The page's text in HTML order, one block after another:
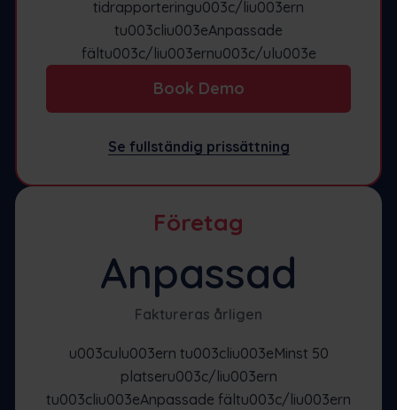
tidrapporteringu003c/liu003ern
tu003cliu003eAnpassade
fältu003c/liu003ernu003c/ulu003e
Book Demo
Se fullständig prissättning
Företag
Anpassad
Faktureras årligen
u003culu003ern tu003cliu003eMinst 50
platseru003c/liu003ern
tu003cliu003eAnpassade fältu003c/liu003ern